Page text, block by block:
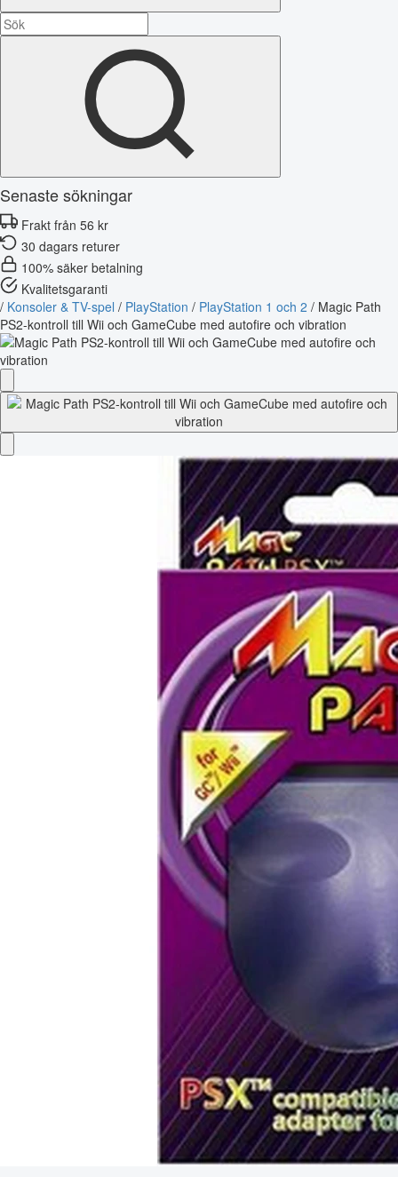
Senaste sökningar
Frakt från 56 kr
30 dagars returer
100% säker betalning
Kvalitetsgaranti
/ Konsoler & TV-spel / PlayStation / PlayStation 1 och 2 / Magic Path
PS2-kontroll till Wii och GameCube med autofire och vibration